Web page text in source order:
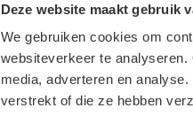
Deze website maakt gebruik
We gebruiken cookies om
websiteverkeer te
media, adverteren en
verstrekt of die ze hebben